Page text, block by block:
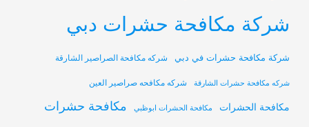
شركة مكافحة حشرات دبي
شركة مكافحة حشرات في دبي شركه مكافحة الصراصير الشارقة
شركه مكافحة حشرات الشارقة شركه مكافحه صراصير العين
مكافحة الحشرات مكافحة الحشرات ابوظبي مكافحة حشرات